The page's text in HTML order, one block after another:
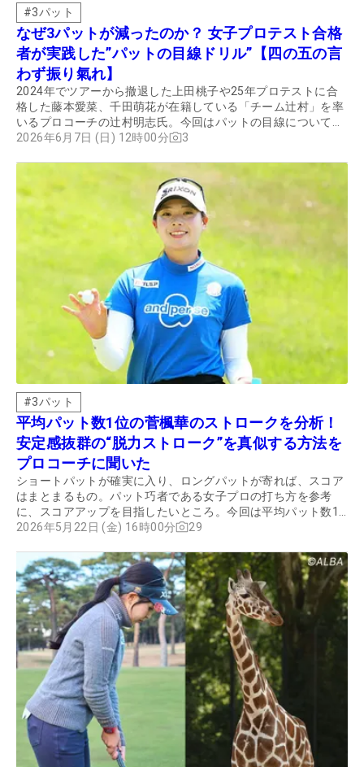
#3パット
なぜ3パットが減ったのか？ 女子プロテスト合格
者が実践した”パットの目線ドリル”【四の五の言
わず振り氣れ】
2024年でツアーから撤退した上田桃子や25年プロテストに合
格した藤本愛菜、千田萌花が在籍している「チーム辻村」を率
いるプロコーチの辻村明志氏。今回はパットの目線についてじ
っくり聞いた。
2026年6月7日 (日) 12時00分 3
#3パット
平均パット数1位の菅楓華のストロークを分析！
安定感抜群の“脱力ストローク”を真似する方法を
プロコーチに聞いた
ショートパットが確実に入り、ロングパットが寄れば、スコア
はまとまるもの。パット巧者である女子プロの打ち方を参考
に、スコアアップを目指したいところ。今回は平均パット数1
位を誇る菅楓華のストロークを紹介する。
2026年5月22日 (金) 16時00分 29